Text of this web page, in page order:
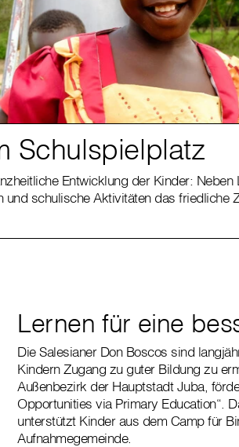
Schulspielplatz
Entwicklung der Kinder:
und schulische Aktivitäten das friedliche
Lernen für eine
Die Salesianer Don Boscos sind
Kindern Zugang zu guter Bildung zu
Außenbezirk der Hauptstadt Juba,
Opportunities via Primary Education“.
unterstützt Kinder aus dem Camp für
Aufnahmegemeinde.